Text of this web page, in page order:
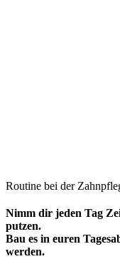
Routine bei der
Nimm dir jeden Tag
putzen.
Bau es in euren
werden.